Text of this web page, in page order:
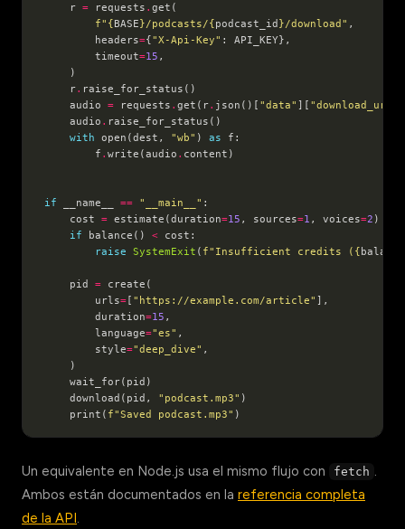
    r
= requests .
f" {BASE}/podcasts/{podcast_id }/download"
        headers
={"X-Api-Key"
        timeout
=15
    r
.
    audio
= requests . get(r. json()[ "data" ][ "download_url"
    audio
.
with open(dest, "wb" ) as
        f
. write(audio .
if __name__ == "__main__"
    cost
= estimate(duration=15 , sources=1 , voices=2
if balance() <
raise SystemExit ( f"Insufficient credits ( {
    pid
=
        urls
= [ "https://example.com/article"
        duration
=15
        language
="es"
        style
="deep_dive"
    download(pid,
"podcast.mp3"
    print(
f"Saved podcast.mp3"
Un equivalente en Node.js usa el mismo flujo con fetch .
Ambos están documentados en la referencia completa
de la API.